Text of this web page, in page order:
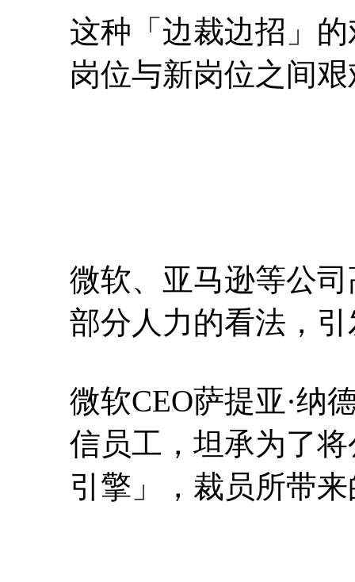
这种「边裁边招」
岗位与新岗位之间
微软、亚马逊等公
部分人力的看法，
微软CEO萨提亚·纳
信员工，坦承为了
引擎」，裁员所带